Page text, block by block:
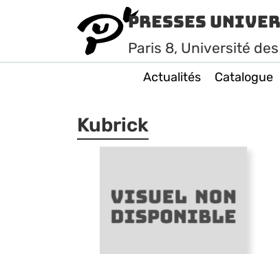
Presses
Paris 8, Université
Actualités Catalogue
Kubrick